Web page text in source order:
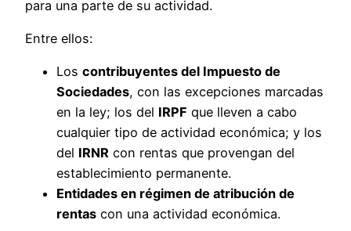
para una parte de su actividad.
Entre ellos:
Los contribuyentes del Impuesto de
Sociedades, con las excepciones marcadas
en la ley; los del IRPF que lleven a cabo
cualquier tipo de actividad económica; y los
del IRNR con rentas que provengan del
establecimiento permanente.
Entidades en régimen de atribución de
rentas con una actividad económica.